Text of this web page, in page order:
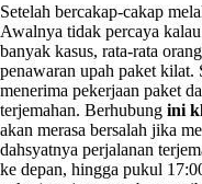
Setelah bercakap-cakap
Awalnya tidak percaya
banyak kasus, rata-rata
penawaran upah paket kilat.
menerima pekerjaan paket
terjemahan. Berhubung ini
akan merasa bersalah jika
dahsyatnya perjalanan
ke depan, hingga pukul